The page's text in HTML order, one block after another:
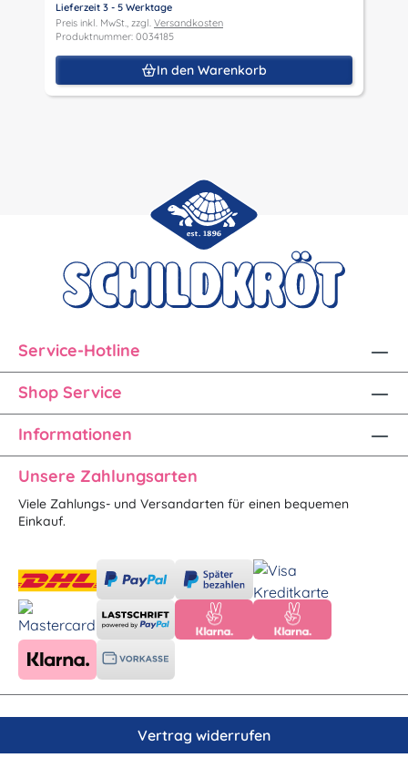
Lieferzeit 3 - 5 Werktage
Preis inkl. MwSt., zzgl. Versandkosten
Produktnummer: 0034185
In den Warenkorb
Service-Hotline
Shop Service
Informationen
Unsere Zahlungsarten
Viele Zahlungs- und Versandarten für einen bequemen
Einkauf.
Vertrag widerrufen